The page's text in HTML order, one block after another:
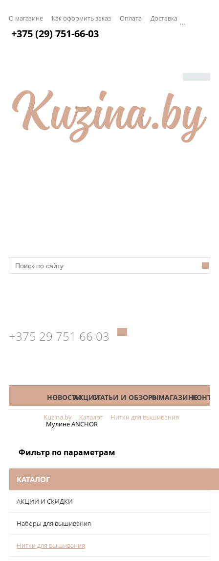
О магазине Как оформить заказ Оплата Доставка ...
+375 (29) 751-66-03
+375 29 751 66 03
КАТАЛОГНОВОСТИАКЦИИСТАТЬИ И ОБЗОРЫО МАГАЗИНЕ
Kuzina.by Каталог Нитки для вышивания
Мулине ANCHOR
Фильтр по параметрам
КАТАЛОГ
АКЦИИ И СКИДКИ
Наборы для вышивания
Нитки для вышивания